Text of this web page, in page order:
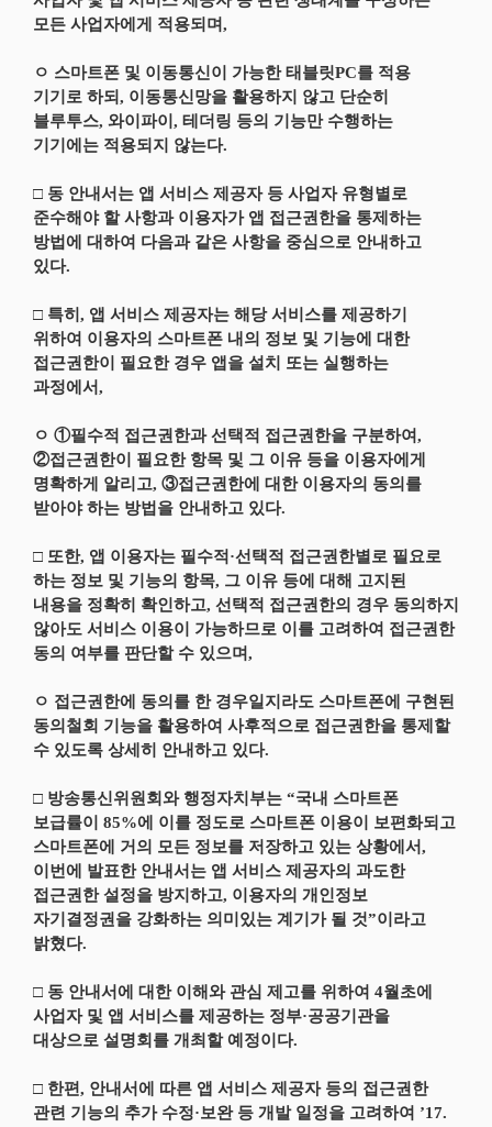
모든 사업자에게 적용되며,
ㅇ 스마트폰 및 이동통신이 가능한 태블릿PC를 적용
기기로 하되, 이동통신망을 활용하지 않고 단순히
블루투스, 와이파이, 테더링 등의 기능만 수행하는
기기에는 적용되지 않는다.
□ 동 안내서는 앱 서비스 제공자 등 사업자 유형별로
준수해야 할 사항과 이용자가 앱 접근권한을 통제하는
방법에 대하여 다음과 같은 사항을 중심으로 안내하고
있다.
□ 특히, 앱 서비스 제공자는 해당 서비스를 제공하기
위하여 이용자의 스마트폰 내의 정보 및 기능에 대한
접근권한이 필요한 경우 앱을 설치 또는 실행하는
과정에서,
ㅇ ①필수적 접근권한과 선택적 접근권한을 구분하여,
②접근권한이 필요한 항목 및 그 이유 등을 이용자에게
명확하게 알리고, ③접근권한에 대한 이용자의 동의를
받아야 하는 방법을 안내하고 있다.
□ 또한, 앱 이용자는 필수적·선택적 접근권한별로 필요로
하는 정보 및 기능의 항목, 그 이유 등에 대해 고지된
내용을 정확히 확인하고, 선택적 접근권한의 경우 동의하지
않아도 서비스 이용이 가능하므로 이를 고려하여 접근권한
동의 여부를 판단할 수 있으며,
ㅇ 접근권한에 동의를 한 경우일지라도 스마트폰에 구현된
동의철회 기능을 활용하여 사후적으로 접근권한을 통제할
수 있도록 상세히 안내하고 있다.
□ 방송통신위원회와 행정자치부는 “국내 스마트폰
보급률이 85%에 이를 정도로 스마트폰 이용이 보편화되고
스마트폰에 거의 모든 정보를 저장하고 있는 상황에서,
이번에 발표한 안내서는 앱 서비스 제공자의 과도한
접근권한 설정을 방지하고, 이용자의 개인정보
자기결정권을 강화하는 의미있는 계기가 될 것”이라고
밝혔다.
□ 동 안내서에 대한 이해와 관심 제고를 위하여 4월초에
사업자 및 앱 서비스를 제공하는 정부·공공기관을
대상으로 설명회를 개최할 예정이다.
□ 한편, 안내서에 따른 앱 서비스 제공자 등의 접근권한
관련 기능의 추가 수정·보완 등 개발 일정을 고려하여 ’17.